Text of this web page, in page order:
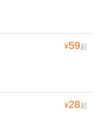
¥59起
¥28起